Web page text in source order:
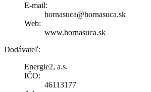
E-mail:
hornasuca@hornasuca.sk
Web:
www.hornasuca.sk
Dodávateľ:
Energie2, a.s.
IČO:
46113177